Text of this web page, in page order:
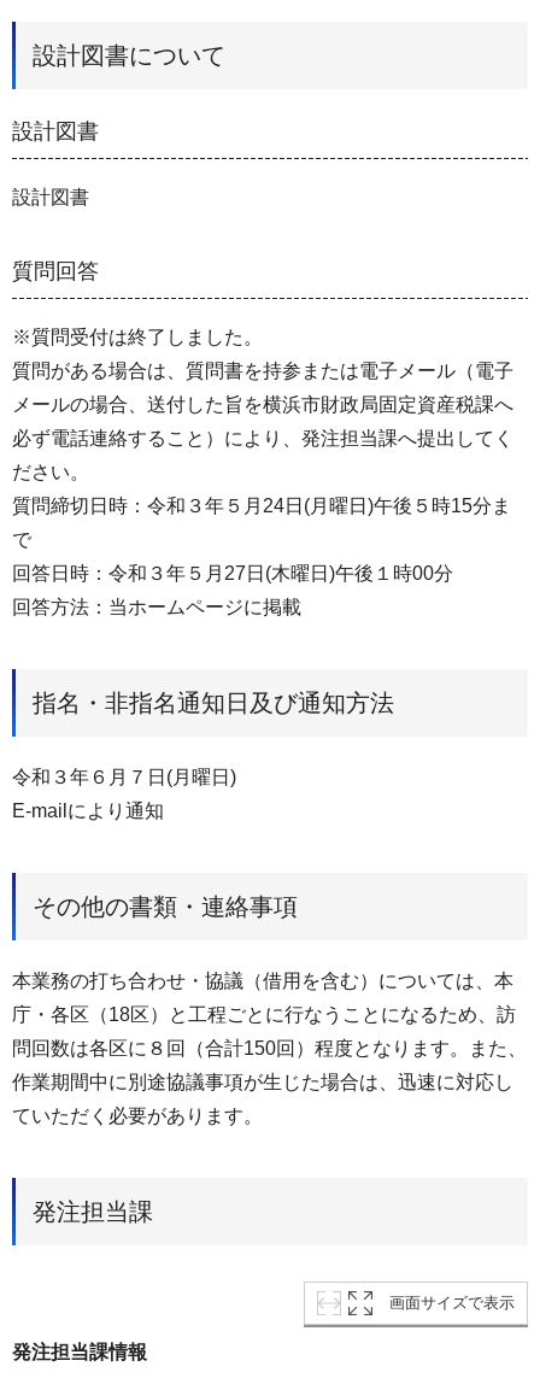
設計図書について
設計図書
設計図書
質問回答
※質問受付は終了しました。
質問がある場合は、質問書を持参または電子メール（電子
メールの場合、送付した旨を横浜市財政局固定資産税課へ
必ず電話連絡すること）により、発注担当課へ提出してく
ださい。
質問締切日時：令和３年５月24日(月曜日)午後５時15分ま
で
回答日時：令和３年５月27日(木曜日)午後１時00分
回答方法：当ホームページに掲載
指名・非指名通知日及び通知方法
令和３年６月７日(月曜日)
E-mailにより通知
その他の書類・連絡事項
本業務の打ち合わせ・協議（借用を含む）については、本
庁・各区（18区）と工程ごとに行なうことになるため、訪
問回数は各区に８回（合計150回）程度となります。また、
作業期間中に別途協議事項が生じた場合は、迅速に対応し
ていただく必要があります。
発注担当課
画面サイズで表示
発注担当課情報